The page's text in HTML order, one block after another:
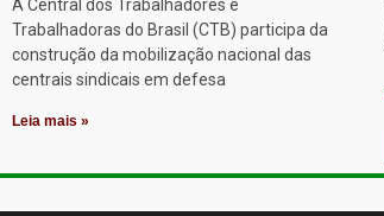
A Central dos Trabalhadores e
Trabalhadoras do Brasil (CTB) participa da
construção da mobilização nacional das
centrais sindicais em defesa
Leia mais »